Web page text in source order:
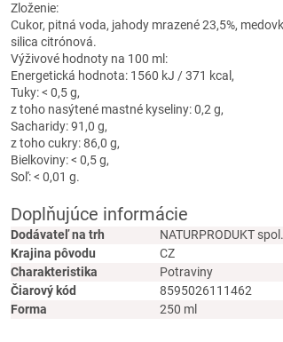
Zloženie:
Cukor, pitná voda, jahody mrazené 23,5%,
silica citrónová.
Výživové hodnoty na 100 ml:
Energetická hodnota: 1560 kJ / 371 kcal,
Tuky: < 0,5 g,
z toho nasýtené mastné kyseliny: 0,2 g,
Sacharidy: 91,0 g,
z toho cukry: 86,0 g,
Bielkoviny: < 0,5 g,
Soľ: < 0,01 g.
Doplňujúce informácie
Dodávateľ na trh
NATURPRODUKT
Krajina pôvodu
CZ
Charakteristika
Potraviny
Čiarový kód
8595026111462
Forma
250 ml